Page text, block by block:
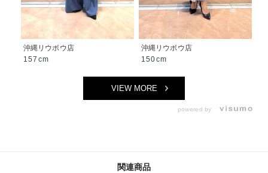
沖縄リウボウ店
157cm
沖縄リウボウ店
150cm
VIEW MORE
powered by
関連商品